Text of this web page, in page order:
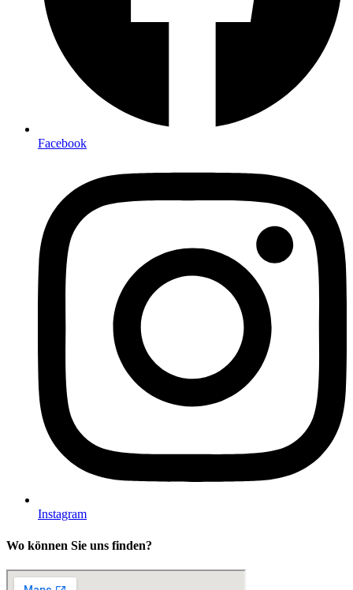
Facebook
Instagram
Wo können Sie uns finden?